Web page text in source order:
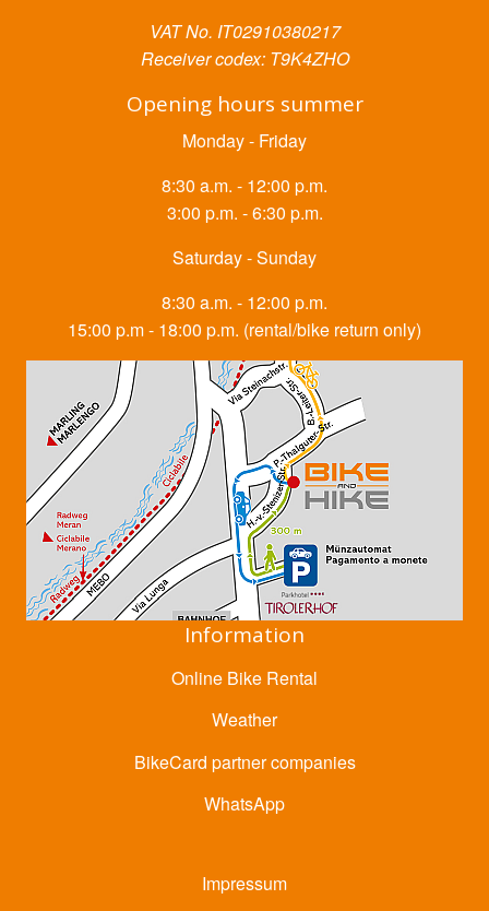
VAT No. IT02910380217
Receiver codex: T9K4ZHO
Opening hours summer
Monday - Friday
8:30 a.m. - 12:00 p.m.
3:00 p.m. - 6:30 p.m.
Saturday - Sunday
8:30 a.m. - 12:00 p.m.
15:00 p.m - 18:00 p.m. (rental/bike return only)
Information
Online Bike Rental
Weather
BikeCard partner companies
WhatsApp
Impressum